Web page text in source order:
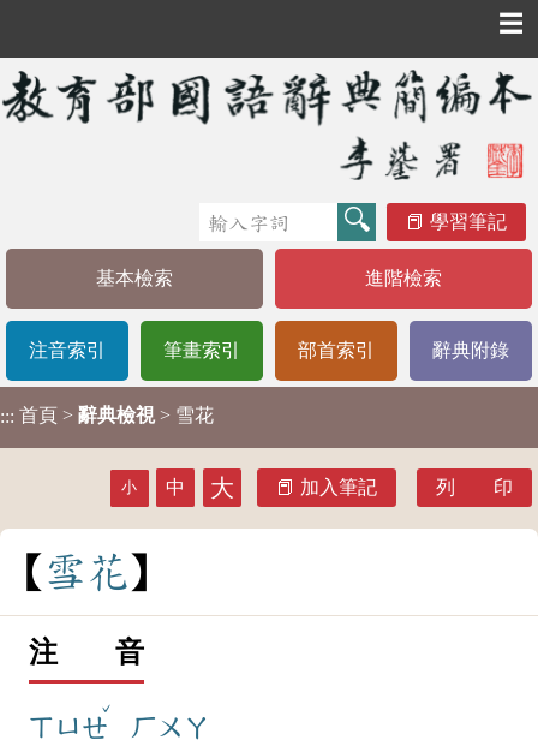
☰
學習筆記
基本檢索 進階檢索
注音索引 筆畫索引 部首索引 辭典附錄
::: 首頁 > 辭典檢視 > 雪花
小 中 大 加入筆記 列 印
雪花
注 音
ㄒㄩㄝ
ˇ
ㄏㄨㄚ